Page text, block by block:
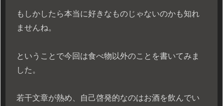
もしかしたら本当に好きなものじゃないのかも知れ
ませんね。
ということで今回は食べ物以外のことを書いてみま
した。
若干文章が熱め、自己啓発的なのはお酒を飲んでい